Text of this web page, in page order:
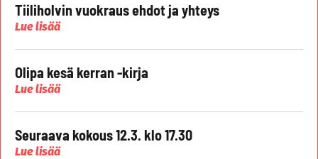
Tiiliholvin vuokraus ehdot ja yhteys
Lue lisää
Olipa kesä kerran -kirja
Lue lisää
Seuraava kokous 12.3. klo 17.30
Lue lisää